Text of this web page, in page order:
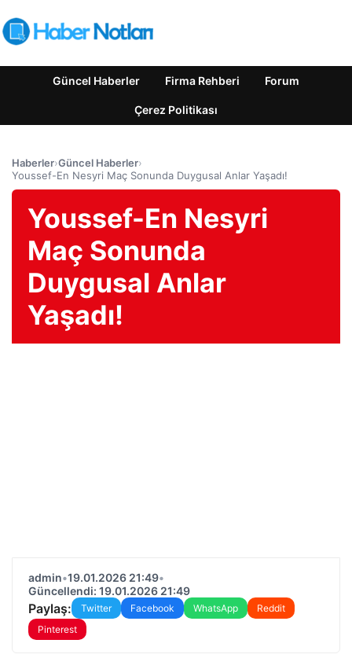
Güncel Haberler Firma Rehberi Forum
Çerez Politikası
Haberler›Güncel Haberler›
Youssef-En Nesyri Maç Sonunda Duygusal Anlar Yaşadı!
Youssef-En Nesyri
Maç Sonunda
Duygusal Anlar
Yaşadı!
admin•19.01.2026 21:49•
Güncellendi: 19.01.2026 21:49
Paylaş: Twitter Facebook WhatsApp
Reddit
Pinterest